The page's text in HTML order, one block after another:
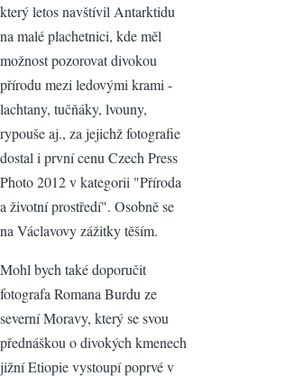
který letos navštívil Antarktidu
na malé plachetnici, kde měl
možnost pozorovat divokou
přírodu mezi ledovými krami -
lachtany, tučňáky, lvouny,
rypouše aj., za jejichž fotografie
dostal i první cenu Czech Press
Photo 2012 v kategorii "Příroda
a životní prostředí". Osobně se
na Václavovy zážitky těším.
Mohl bych také doporučit
fotografa Romana Burdu ze
severní Moravy, který se svou
přednáškou o divokých kmenech
jižní Etiopie vystoupí poprvé v